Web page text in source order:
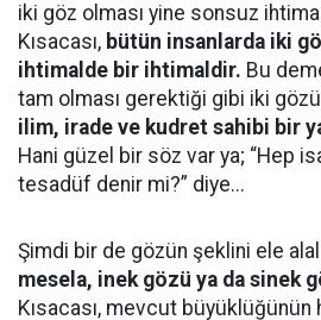
iki göz olması yine sonsuz
Kısacası, bütün insanlarda iki
ihtimalde bir ihtimaldir. Bu
tam olması gerektiği gibi iki
ilim, irade ve kudret sahibi bir
Hani güzel bir söz var ya; “Hep
tesadüf denir mi?” diye...
Şimdi bir de gözün şeklini ele
mesela, inek gözü ya da sinek
Kısacası, mevcut